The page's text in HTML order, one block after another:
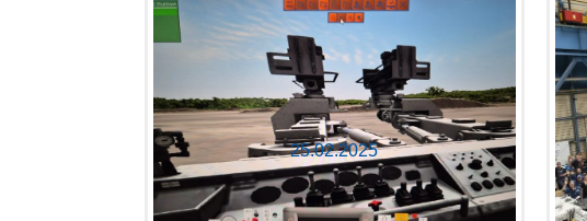
25.02.2025